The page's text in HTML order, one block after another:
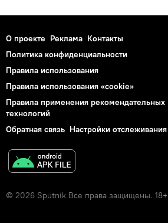
О проекте Реклама Контакты
Политика конфиденциальности
Правила использования
Правила использования «cookie»
Правила применения рекомендательных
технологий
Обратная связь Настройки отслеживания
© 2026 Sputnik Все права защищены. 18+